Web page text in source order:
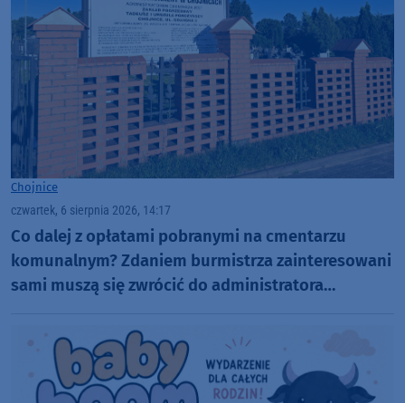
Chojnice
czwartek, 6 sierpnia 2026, 14:17
Co dalej z opłatami pobranymi na cmentarzu
komunalnym? Zdaniem burmistrza zainteresowani
sami muszą się zwrócić do administratora